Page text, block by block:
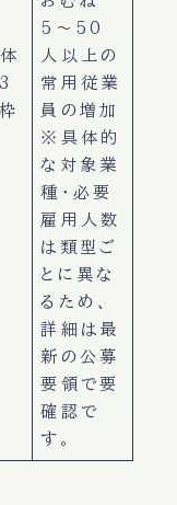
5〜50
人以上の
常用従業
員の増加
※具体的
な対象業
種・必要
雇用人数
は類型ご
とに異な
るため、
詳細は最
新の公募
要領で要
確認で
す。